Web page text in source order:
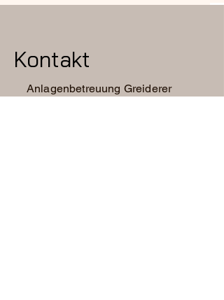
Kontakt
Anlagenbetreuung Greiderer